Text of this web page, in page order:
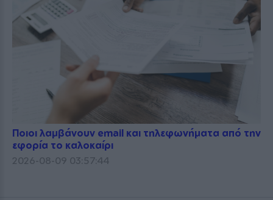
Ποιοι λαμβάνουν email και τηλεφωνήματα από την
εφορία το καλοκαίρι
2026-08-09 03:57:44